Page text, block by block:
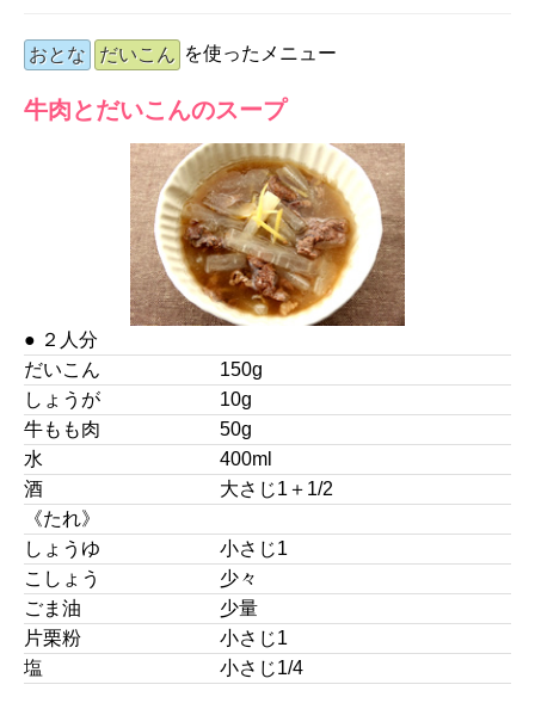
おとな だいこん を使ったメニュー
牛肉とだいこんのスープ
● ２人分
だいこん
150g
しょうが
10g
牛もも肉
50g
水
400ml
酒
大さじ1＋1/2
《たれ》
しょうゆ
小さじ1
こしょう
少々
ごま油
少量
片栗粉
小さじ1
塩
小さじ1/4